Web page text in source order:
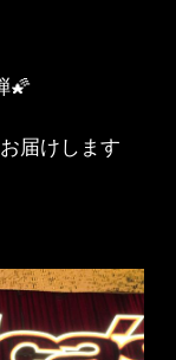
🌠
届けします